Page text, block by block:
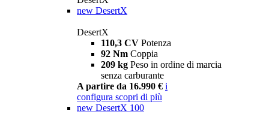
new DesertX
DesertX
110,3 CV Potenza
92 Nm Coppia
209 kg Peso in ordine di marcia
senza carburante
A partire da 16.990 € i
configura scopri di più
new DesertX 100